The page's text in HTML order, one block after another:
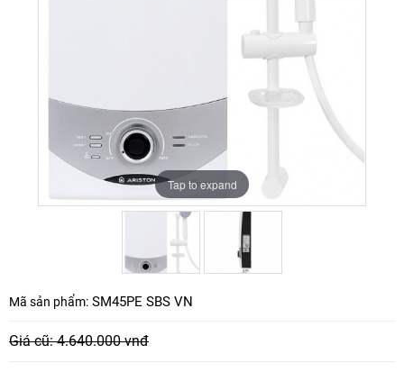
Tap to expand
Tap to expand
Mã sản phẩm: SM45PE SBS VN
Giá cũ: 4.640.000 vnđ